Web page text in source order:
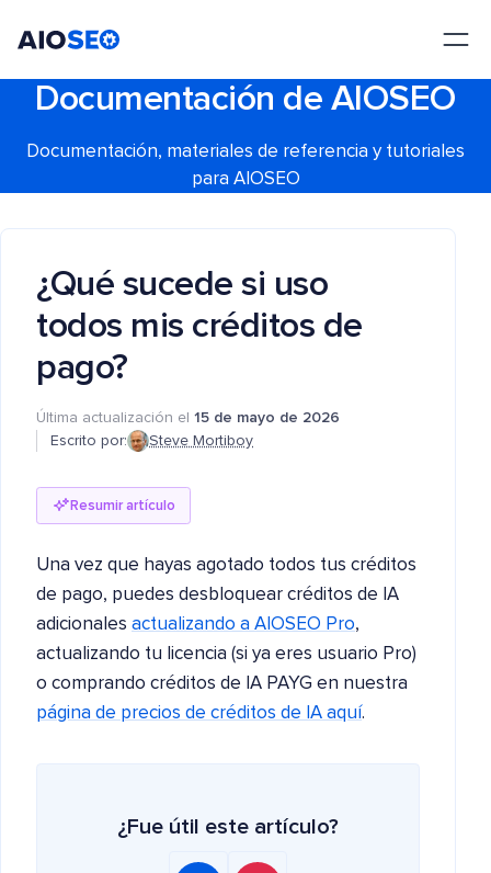
Documentación de AIOSEO
Documentación, materiales de referencia y tutoriales
para AIOSEO
¿Qué sucede si uso
todos mis créditos de
pago?
Última actualización el 15 de mayo de 2026
Escrito por:
Steve Mortiboy
Resumir artículo
Una vez que hayas agotado todos tus créditos
de pago, puedes desbloquear créditos de IA
adicionales actualizando a AIOSEO Pro,
actualizando tu licencia (si ya eres usuario Pro)
o comprando créditos de IA PAYG en nuestra
página de precios de créditos de IA aquí.
¿Fue útil este artículo?